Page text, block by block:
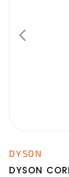
DYSON
DYSON